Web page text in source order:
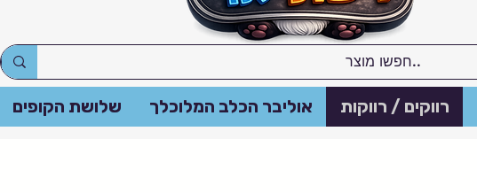
רווקים / רווקות אוליבר הכלב המלוכלך שלושת הקופים